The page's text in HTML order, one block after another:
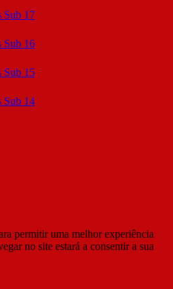
Sub 17
Sub 16
Sub 15
Sub 14
permitir uma melhor experiência
no site estará a consentir a sua